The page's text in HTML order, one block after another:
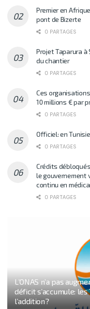
Premier en
pont de Bizerte
0 PARTAGES
Projet Taparura à
du chantier
0 PARTAGES
Ces
10 millions € par
0 PARTAGES
Officiel: en
0 PARTAGES
Crédits
le gouvernement
continu en
0 PARTAGES
L’ONAS n’a pas
déficit s’accumule:
l’addition?